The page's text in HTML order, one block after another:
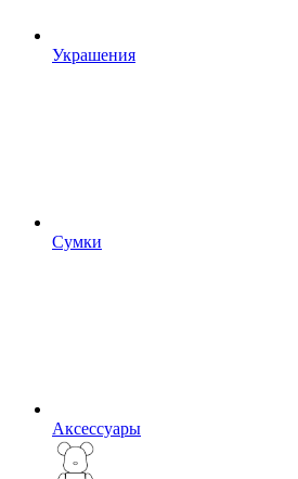
Украшения
Сумки
Аксессуары